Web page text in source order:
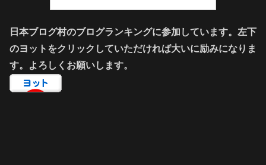
日本ブログ村のブログランキングに参加しています。左下
のヨットをクリックしていただければ大いに励みになりま
す。よろしくお願いします。